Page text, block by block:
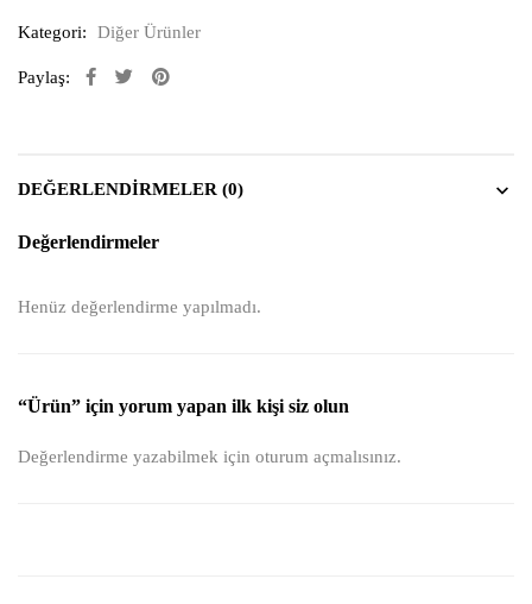
Kategori: Diğer Ürünler
Paylaş:
DEĞERLENDIRMELER (0)
Değerlendirmeler
Henüz değerlendirme yapılmadı.
“Ürün” için yorum yapan ilk kişi siz olun
Değerlendirme yazabilmek için oturum açmalısınız.